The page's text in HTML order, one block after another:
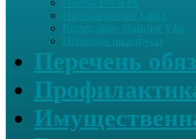
Интерактивная карта
Расписание станция Уфа
Проверка на вирусы
Перечень